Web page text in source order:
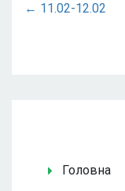
← 11.02-12.02
Головна